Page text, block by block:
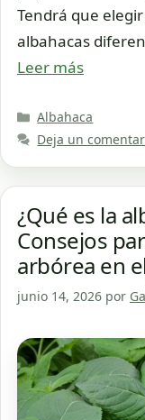
Tendrá que
albahacas
Leer más
Categorías
Albahaca
Deja un
¿Qué es la
Consejos
arbórea en
junio 14, 2026 por